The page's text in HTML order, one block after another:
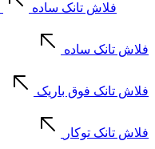
فلاش تانک ساده
فلاش تانک ساده
فلاش تانک فوق باریک
فلاش تانک توکار